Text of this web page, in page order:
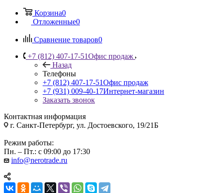
Корзина0
Отложенные0
Сравнение товаров0
+7 (812) 407-17-51Офис продаж
Назад
Телефоны
+7 (812) 407-17-51Офис продаж
+7 (931) 009-40-17Интернет-магазин
Заказать звонок
Контактная информация
г. Санкт-Петербург, ул. Достоевского, 19/21Б
Режим работы:
Пн. – Пт.: с 09:00 до 17:30
info@nerotrade.ru